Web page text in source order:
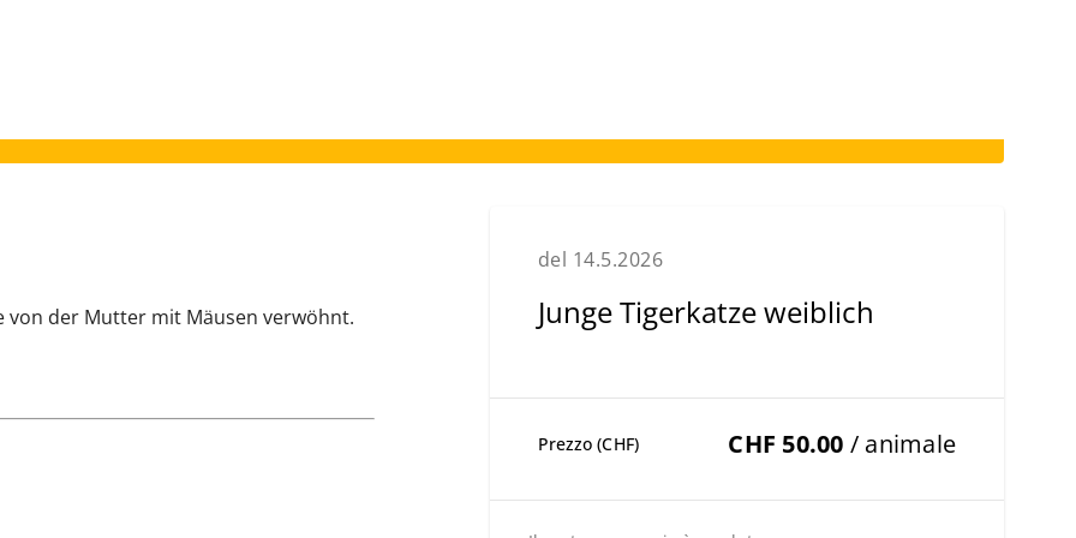
del 14.5.2026
Junge Tigerkatze weiblich
Prezzo (CHF) CHF 50.00 / animale
von der Mutter mit Mäusen verwöhnt.